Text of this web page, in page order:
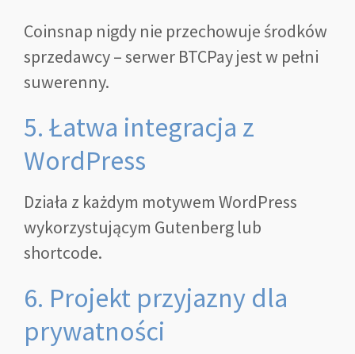
Coinsnap nigdy nie przechowuje środków
sprzedawcy – serwer BTCPay jest w pełni
suwerenny.
5. Łatwa integracja z
WordPress
Działa z każdym motywem WordPress
wykorzystującym Gutenberg lub
shortcode.
6. Projekt przyjazny dla
prywatności